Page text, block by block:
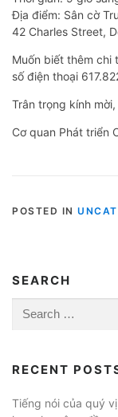
Địa điểm: Sân cờ
42 Charles Street,
Muốn biết thêm chi
số điện thoại
Trân trọng kính mời,
Cơ quan Phát triển
POSTED IN
SEARCH
Search
for:
RECENT
Tiếng nói của quý